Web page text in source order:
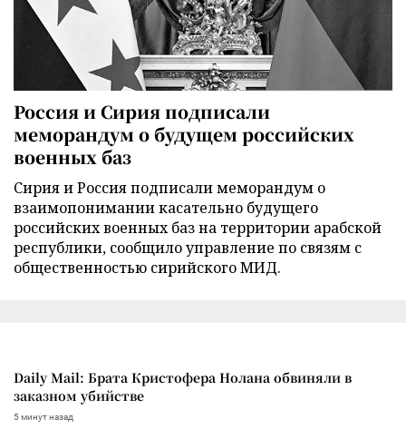
Россия и Сирия подписали
меморандум о будущем российских
военных баз
Сирия и Россия подписали меморандум о
взаимопонимании касательно будущего
российских военных баз на территории арабской
республики, сообщило управление по связям с
общественностью сирийского МИД.
Daily Mail: Брата Кристофера Нолана обвиняли в
заказном убийстве
5 минут назад